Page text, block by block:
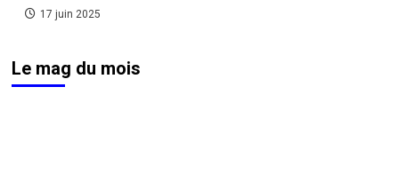
17 juin 2025
Le mag du mois